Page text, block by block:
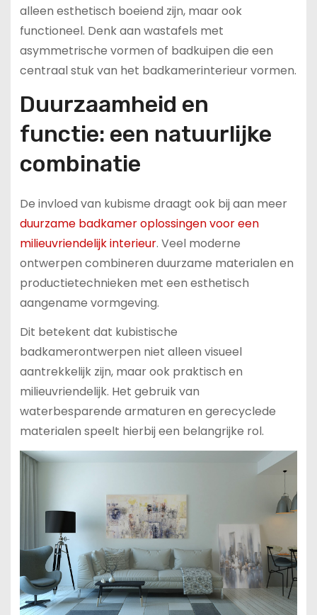
alleen esthetisch boeiend zijn, maar ook
functioneel. Denk aan wastafels met
asymmetrische vormen of badkuipen die een
centraal stuk van het badkamerinterieur vormen.
Duurzaamheid en
functie: een natuurlijke
combinatie
De invloed van kubisme draagt ook bij aan meer
duurzame badkamer oplossingen voor een
milieuvriendelijk interieur. Veel moderne
ontwerpen combineren duurzame materialen en
productietechnieken met een esthetisch
aangename vormgeving.
Dit betekent dat kubistische
badkamerontwerpen niet alleen visueel
aantrekkelijk zijn, maar ook praktisch en
milieuvriendelijk. Het gebruik van
waterbesparende armaturen en gerecyclede
materialen speelt hierbij een belangrijke rol.